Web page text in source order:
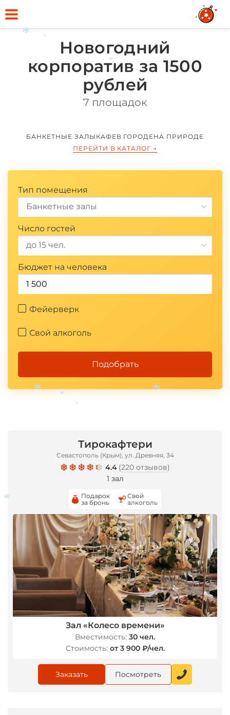
Новогодний
корпоратив за 1500
рублей
7 площадок
БАНКЕТНЫЕ ЗАЛЫ КАФЕВ ГОРОДЕНА ПРИРОДЕ
ПЕРЕЙТИ В КАТАЛОГ →
Тип помещения
Банкетные залы
Число гостей
до 15 чел.
Бюджет на человека
Фейерверк
Свой алкоголь
Подобрать
Тирокафтери
Севастополь (Крым), ул. Древняя, 34
4.4 (220 отзывов)
1 зал
Подарок
за бронь
Свой
алкоголь
Зал «Колесо времени»
Вместимость: 30 чел.
Стоимость: от 3 900 ₽/чел.
Заказать Посмотреть
*
*
*
*
*